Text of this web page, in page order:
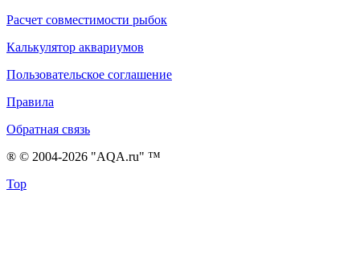
Расчет совместимости рыбок
Калькулятор аквариумов
Пользовательское соглашение
Правила
Обратная связь
® © 2004-2026 "AQA.ru" ™
Top